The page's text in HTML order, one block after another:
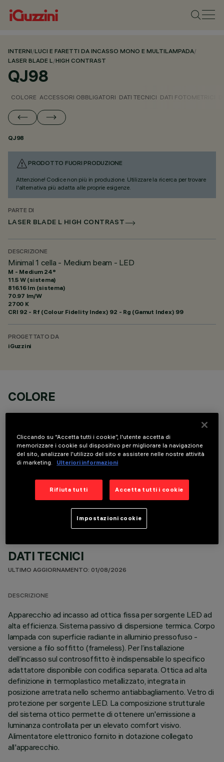
INTERNI/LUCI E FARETTI DA INCASSO MONO E MULTILAMPADA/
LASER BLADE L/HIGH CONTRAST
QJ98
COLORE ACCESSORI OBBLIGATORI DATI TECNICI DATI FOTOMETRICI
QJ98
PRODOTTO FUORI PRODUZIONE
Attenzione! Codice non più in produzione. Utilizzare la ricerca per trovare
l'alternativa più adatta alle proprie esigenze.
PARTE DI
LASER BLADE L HIGH CONTRAST
DESCRIZIONE
Minimal 1 cella - Medium beam - LED
M - Medium 24°
11.5 W (sistema)
816.16 lm (sistema)
70.97 lm/W
2700 K
CRI 92 - Rf (Colour Fidelity Index) 92 - Rg (Gamut Index) 99
PROGETTATO DA
iGuzzini
COLORE
ACCESSORI OBBLIGATORI
È necessario ordinare uno degli accessori obbligatori per installare e utilizzare correttamente il
DATI TECNICI
ULTIMO AGGIORNAMENTO: 01/08/2026
DESCRIZIONE
Apparecchio ad incasso ad ottica fissa per sorgente LED ad
alta efficienza. Sistema passivo di dispersione termica. Corpo
lampada con superficie radiante in alluminio pressofuso -
versione a filo soffitto (frameless). Per l’installazione
dell’incasso sul controsoffitto è indispensabile lo specifico
adattatore disponibile con codifica separata. Ottica ad alta
definizione in termoplastico metallizzato, integrata in
posizione arretrata nello schermo antiabbagliamento. Vetro di
protezione per sorgente LED. La composizione strutturale
del sistema ottico permette di ottenere un'emissione a
luminanza controllata per un elevato comfort visivo.
Alimentatore elettronico fornito in dotazione collegato
all'apparecchio.
Cliccando su “Accetta tutti i cookie”, l'utente accetta di
memorizzare i cookie sul dispositivo per migliorare la navigazione
del sito, analizzare l'utilizzo del sito e assistere nelle nostre attività
di marketing.
Ulteriori informazioni
Rifiuta tutti Accetta tutti i cookie
Impostazioni cookie